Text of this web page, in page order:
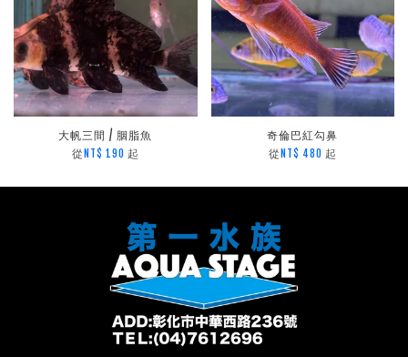
大帆三間 / 胭脂魚
從 NT$ 190 起
奇倫巴紅勾鼻
從 NT$ 480 起